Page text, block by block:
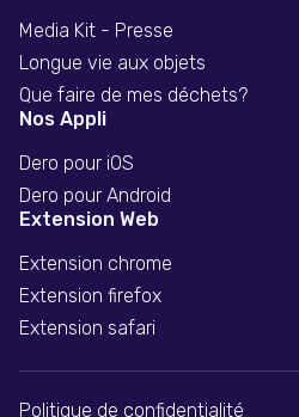
Media Kit - Presse
Longue vie aux objets
Que faire de mes déchets?
Nos Appli
Dero pour iOS
Dero pour Android
Extension Web
Extension chrome
Extension firefox
Extension safari
Politique de confidentialité